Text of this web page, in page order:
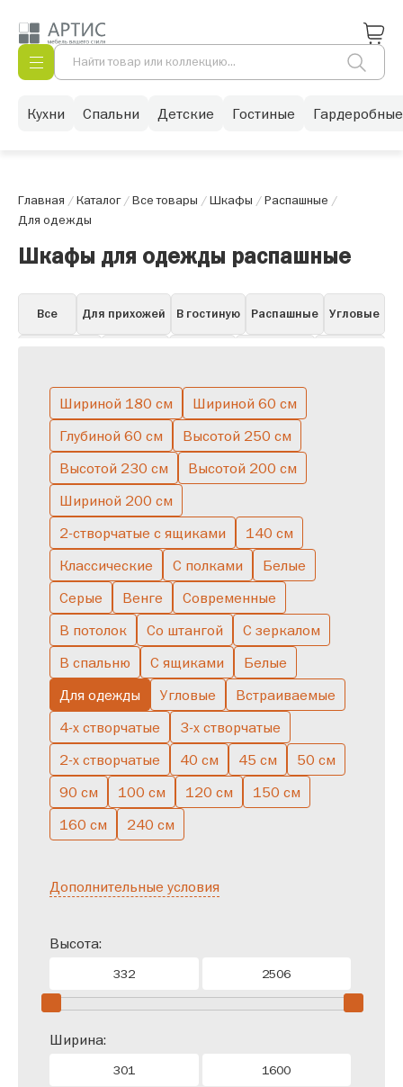
Кухни Спальни Детские Гостиные Гардеробные
Главная /Каталог/Все товары /Шкафы /Распашные /
Для одежды
Шкафы для одежды распашные
Все Для прихожей В гостиную Распашные Угловые
Витрины Пеналы Белые в гостиную Горки
С зеркалом С ящиками Низкие Буфет Узкие
С подсветкой Скандинавские
Полуоткрытые Большие Двухстворчатые
Однодверные Со штангой
Шириной 180 см
Шириной 60 см
Глубиной 60 см
Высотой 250 см
Высотой 230 см
Высотой 200 см
Шириной 200 см
2-створчатые с ящиками
140 см
Классические
С полками
Белые
Серые
Венге
Современные
В потолок
Со штангой
С зеркалом
В спальню
С ящиками
Белые
Для одежды
Угловые
Встраиваемые
4-х створчатые
3-х створчатые
2-х створчатые
40 см 45 см
50 см
90 см
100 см 120 см
150 см
160 см
240 см
Дополнительные условия
Высота:
Ширина: